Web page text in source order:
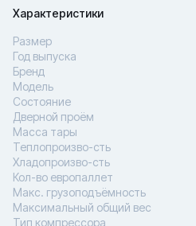
Характеристики
Размер
Год выпуска
Бренд
Модель
Состояние
Дверной проём
Масса тары
Теплопроизво-сть
Хладопроизво-сть
Кол-во европаллет
Макс. грузоподъёмность
Максимальный общий вес
Тип компрессора